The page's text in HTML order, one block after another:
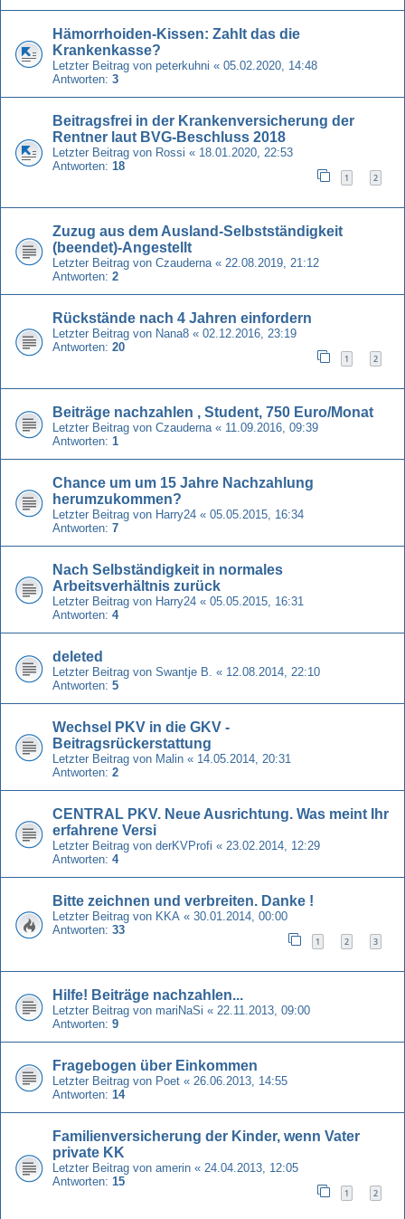
Hämorrhoiden-Kissen: Zahlt das die
Krankenkasse?
Letzter Beitrag von peterkuhni « 05.02.2020, 14:48
Antworten: 3
Beitragsfrei in der Krankenversicherung der
Rentner laut BVG-Beschluss 2018
Letzter Beitrag von Rossi « 18.01.2020, 22:53
Antworten: 18
1 2
Zuzug aus dem Ausland-Selbstständigkeit
(beendet)-Angestellt
Letzter Beitrag von Czauderna « 22.08.2019, 21:12
Antworten: 2
Rückstände nach 4 Jahren einfordern
Letzter Beitrag von Nana8 « 02.12.2016, 23:19
Antworten: 20
1 2
Beiträge nachzahlen , Student, 750 Euro/Monat
Letzter Beitrag von Czauderna « 11.09.2016, 09:39
Antworten: 1
Chance um um 15 Jahre Nachzahlung
herumzukommen?
Letzter Beitrag von Harry24 « 05.05.2015, 16:34
Antworten: 7
Nach Selbständigkeit in normales
Arbeitsverhältnis zurück
Letzter Beitrag von Harry24 « 05.05.2015, 16:31
Antworten: 4
deleted
Letzter Beitrag von Swantje B. « 12.08.2014, 22:10
Antworten: 5
Wechsel PKV in die GKV -
Beitragsrückerstattung
Letzter Beitrag von Malin « 14.05.2014, 20:31
Antworten: 2
CENTRAL PKV. Neue Ausrichtung. Was meint Ihr
erfahrene Versi
Letzter Beitrag von derKVProfi « 23.02.2014, 12:29
Antworten: 4
Bitte zeichnen und verbreiten. Danke !
Letzter Beitrag von KKA « 30.01.2014, 00:00
Antworten: 33
1 2 3
Hilfe! Beiträge nachzahlen...
Letzter Beitrag von mariNaSi « 22.11.2013, 09:00
Antworten: 9
Fragebogen über Einkommen
Letzter Beitrag von Poet « 26.06.2013, 14:55
Antworten: 14
Familienversicherung der Kinder, wenn Vater
private KK
Letzter Beitrag von amerin « 24.04.2013, 12:05
Antworten: 15
1 2